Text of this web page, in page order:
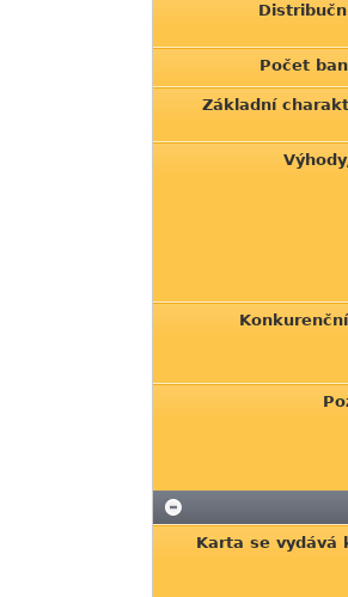
Počet
Základní
Karta se vydává